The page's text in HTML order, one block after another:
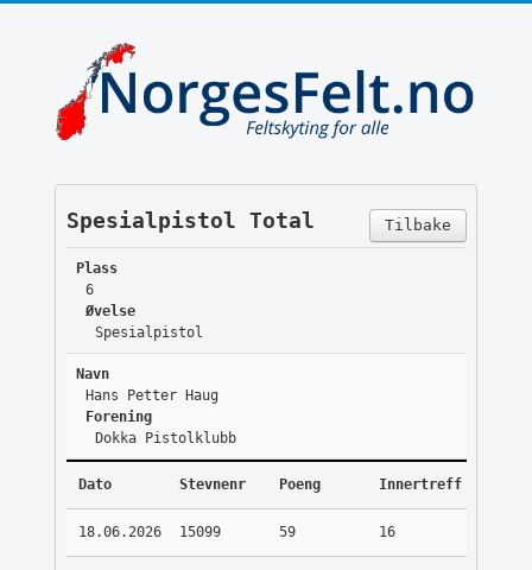
Tilbake
Spesialpistol Total
Plass
6
Øvelse
Spesialpistol
Navn
Hans Petter Haug
Forening
Dokka Pistolklubb
Dato Stevnenr Poeng Innertreff
18.06.2026 15099 59 16